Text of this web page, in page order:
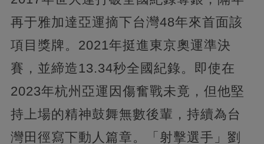
再于雅加達亞運摘下台灣48年來首面該
項目獎牌。2021年挺進東京奧運準決
賽，並締造13.34秒全國紀錄。即使在
2023年杭州亞運因傷奮戰未竟，但他堅
持上場的精神鼓舞無數後輩，持續為台
灣田徑寫下動人篇章。「射擊選手」劉